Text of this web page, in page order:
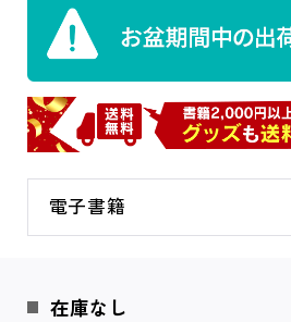
電子書籍
在庫なし